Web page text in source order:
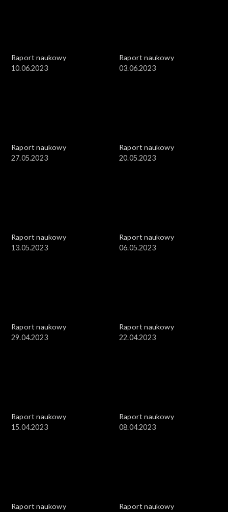
Raport naukowy
10.06.2023
Raport naukowy
03.06.2023
Raport naukowy
27.05.2023
Raport naukowy
20.05.2023
Raport naukowy
13.05.2023
Raport naukowy
06.05.2023
Raport naukowy
29.04.2023
Raport naukowy
22.04.2023
Raport naukowy
15.04.2023
Raport naukowy
08.04.2023
Raport naukowy
Raport naukowy